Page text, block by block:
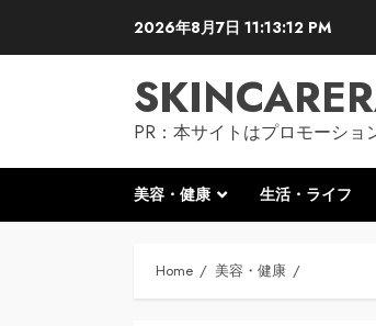
2026年8月7日 11:13:13 PM
PR：本サイトはプロモーショ
美容・健康 生活・ライフ
Home 美容・健康